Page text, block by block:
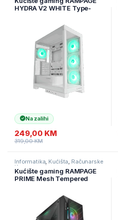
HYDRA V2 WHITE Type-
Fan+Hub E-ATX Exclusive
Gaming, 39990
Na zalihi
249,00 KM
319,00KM
Informatika, Kućišta, Računarske
Komponente
Kućište gaming RAMPAGE
PRIME Mesh Tempered